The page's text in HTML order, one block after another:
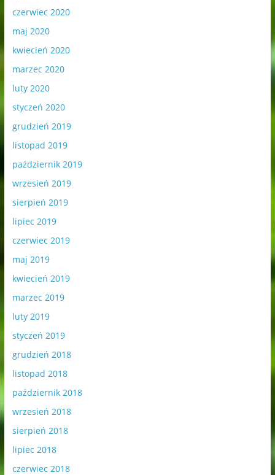
czerwiec 2020
maj 2020
kwiecień 2020
marzec 2020
luty 2020
styczeń 2020
grudzień 2019
listopad 2019
październik 2019
wrzesień 2019
sierpień 2019
lipiec 2019
czerwiec 2019
maj 2019
kwiecień 2019
marzec 2019
luty 2019
styczeń 2019
grudzień 2018
listopad 2018
październik 2018
wrzesień 2018
sierpień 2018
lipiec 2018
czerwiec 2018